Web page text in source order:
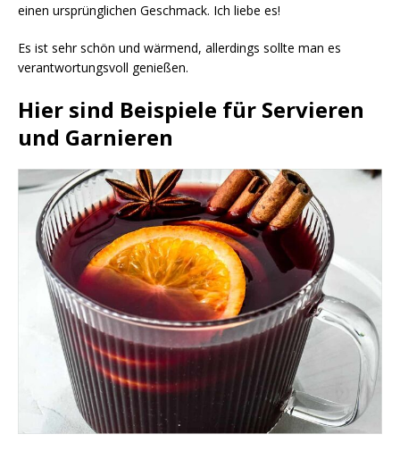
einen ursprünglichen Geschmack. Ich liebe es!
Es ist sehr schön und wärmend, allerdings sollte man es
verantwortungsvoll genießen.
Hier sind Beispiele für Servieren
und Garnieren